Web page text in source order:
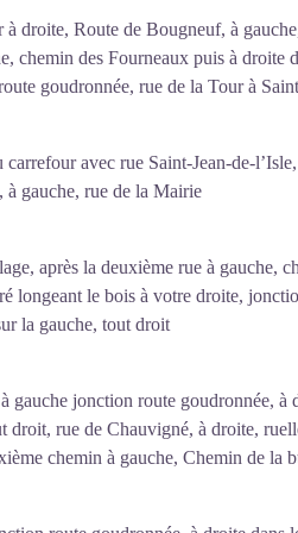
à droite, Route de Bougneuf, à
chemin des Fourneaux puis à
goudronnée, rue de la Tour à
carrefour avec rue Saint-Jean-de-
à gauche, rue de la Mairie
après la deuxième rue à gauche,
longeant le bois à votre droite,
la gauche, tout droit
gauche jonction route goudronnée,
droit, rue de Chauvigné, à droite,
chemin à gauche, Chemin de la